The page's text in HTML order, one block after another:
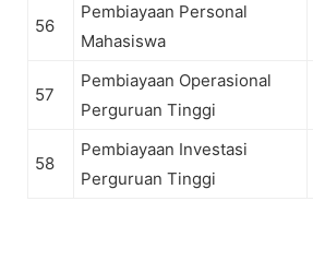
56
Pembiayaan Personal
Mahasiswa
57
Pembiayaan Operasional
Perguruan Tinggi
58
Pembiayaan Investasi
Perguruan Tinggi